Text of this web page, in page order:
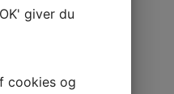
giver du
cookies og